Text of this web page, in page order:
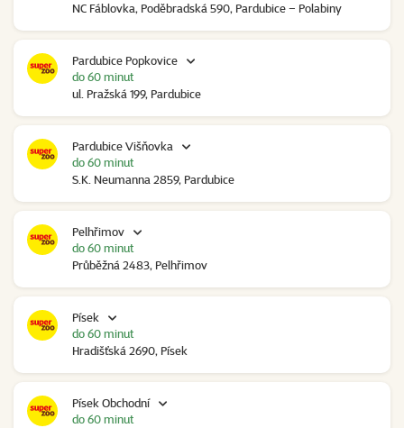
NC Fáblovka, Poděbradská 590, Pardubice – Polabiny
Pardubice Popkovice
ul. Pražská 199, Pardubice
do 60 minut
Pardubice Višňovka
S.K. Neumanna 2859, Pardubice
do 60 minut
Pelhřimov
Průběžná 2483, Pelhřimov
do 60 minut
Písek
Hradišťská 2690, Písek
do 60 minut
Písek Obchodní
do 60 minut